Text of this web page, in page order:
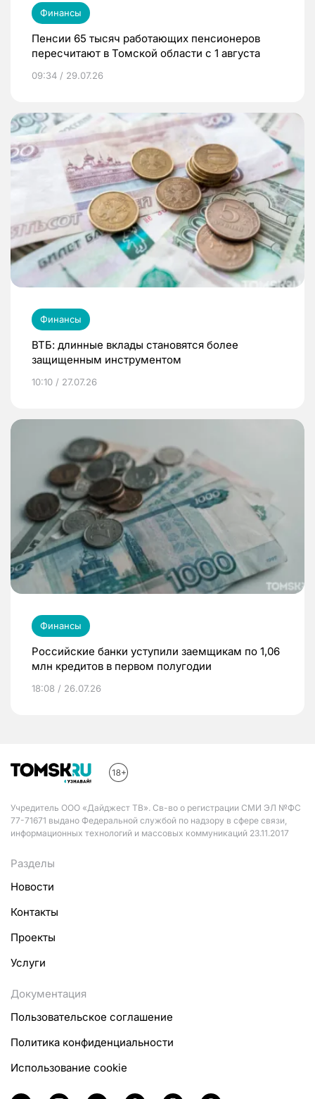
Финансы
Пенсии 65 тысяч работающих пенсионеров
пересчитают в Томской области с 1 августа
09:34 / 29.07.26
Финансы
ВТБ: длинные вклады становятся более
защищенным инструментом
10:10 / 27.07.26
Финансы
Российские банки уступили заемщикам по 1,06
млн кредитов в первом полугодии
18:08 / 26.07.26
Учредитель ООО «Дайджест ТВ». Св-во о регистрации СМИ ЭЛ №ФС
77-71671 выдано Федеральной службой по надзору в сфере связи,
информационных технологий и массовых коммуникаций 23.11.2017
Разделы
Новости
Контакты
Проекты
Услуги
Документация
Пользовательское соглашение
Политика конфиденциальности
Использование cookie